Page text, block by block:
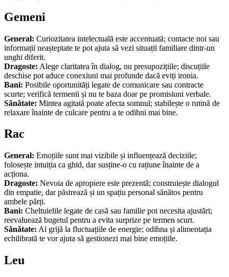
Gemeni
General: Curiozitatea intelectuală este accentuată; contacte noi sau
informații neașteptate te pot ajuta să vezi situații familiare dintr-un
unghi diferit.
Dragoste: Alege claritatea în dialog, nu presupozițiile; discuțiile
deschise pot aduce conexiuni mai profunde dacă eviți ironia.
Bani: Posibile oportunități legate de comunicare sau contracte
scurte; verifică termenii și nu te baza doar pe promisiuni verbale.
Sănătate: Mintea agitată poate afecta somnul; stabilește o rutină de
relaxare înainte de culcare pentru a te odihni mai bine.
Rac
General: Emoțiile sunt mai vizibile și influențează deciziile;
folosește intuiția ca ghid, dar susține-o cu rațiune înainte de a
acționa.
Dragoste: Nevoia de apropiere este prezentă; construiește dialogul
din empatie, dar păstrează și un spațiu personal sănătos pentru
ambele părți.
Bani: Cheltuielile legate de casă sau familie pot necesita ajustări;
reevaluează bugetul pentru a evita surprize pe termen scurt.
Sănătate: Ai grijă la fluctuațiile de energie; odihna și alimentația
echilibrată te vor ajuta să gestionezi mai bine emoțiile.
Leu